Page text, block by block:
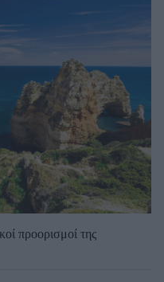
προορισμοί της